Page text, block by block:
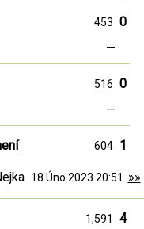
453 0
—
516 0
—
604 1
18 Úno 2023 20:51 »»
1,591 4